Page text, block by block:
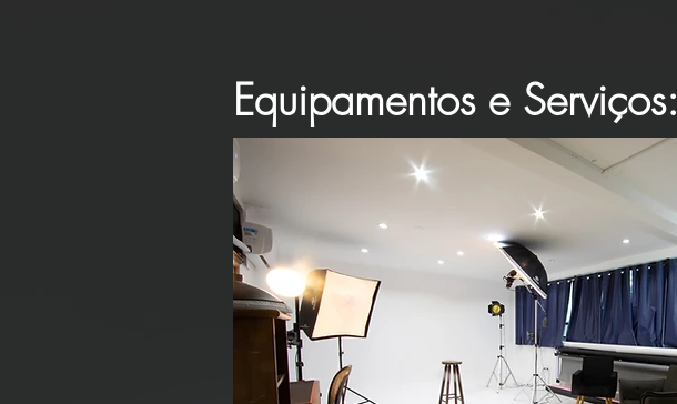
Equipamentos e Serviços: